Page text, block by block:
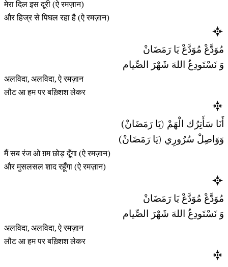
मेरा दिल इस दूरी (ऐ रमज़ान)
और हिज्र से पिघल रहा है (ऐ रमज़ान)
مُوَدَّعْ مُوَدَّعْ يَا رَمَضَانْ
وَ نَسْتَودِعُ اللهَ شَهْرَ الصِّيام
अलविदा, अलविदा, ऐ रमज़ान
लौट आ हम पर बख़्शिश लेकर
أَنَا سَأَتِرُك الْهَمْ (يَا رَمَضَانْ)
وَوَاصِلْ سُرُورِي (يَا رَمَضَانْ)
मैं सब रंज ओ ग़म छोड़ दूँगा (ऐ रमज़ान)
और मुसलसल शाद रहूँगा (ऐ रमज़ान)
مُوَدَّعْ مُوَدَّعْ يَا رَمَضَانْ
وَ نَسْتَودِعُ اللهَ شَهْرَ الصِّيام
अलविदा, अलविदा, ऐ रमज़ान
लौट आ हम पर बख़्शिश लेकर